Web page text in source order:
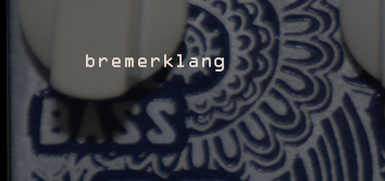
Inhalt
springen